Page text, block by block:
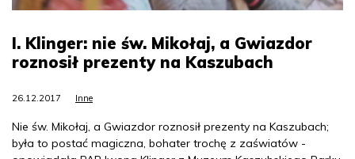
I. Klinger: nie św. Mikołaj, a Gwiazdor
roznosił prezenty na Kaszubach
26.12.2017 Inne
Nie św. Mikołaj, a Gwiazdor roznosił prezenty na Kaszubach;
była to postać magiczna, bohater trochę z zaświatów -